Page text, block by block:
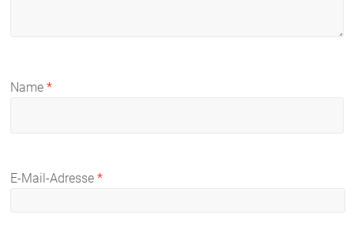
Name*
E-Mail-Adresse*